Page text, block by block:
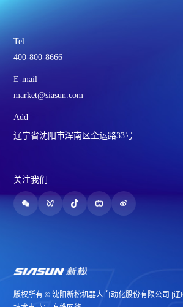
Tel
400-800-8666
E-mail
market@siasun.com
Add
辽宁省沈阳市浑南区全运路33号
版权所有 © 沈阳新松机器人自动化股份有限公司 |辽
关注我们